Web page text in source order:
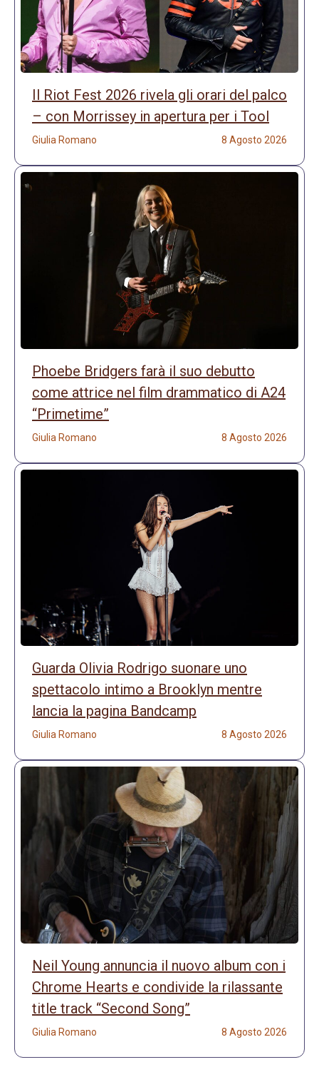
Il Riot Fest 2026 rivela gli orari del palco
– con Morrissey in apertura per i Tool
Giulia Romano 8 Agosto 2026
Phoebe Bridgers farà il suo debutto
come attrice nel film drammatico di A24
“Primetime”
Giulia Romano 8 Agosto 2026
Guarda Olivia Rodrigo suonare uno
spettacolo intimo a Brooklyn mentre
lancia la pagina Bandcamp
Giulia Romano 8 Agosto 2026
Neil Young annuncia il nuovo album con i
Chrome Hearts e condivide la rilassante
title track “Second Song”
Giulia Romano 8 Agosto 2026